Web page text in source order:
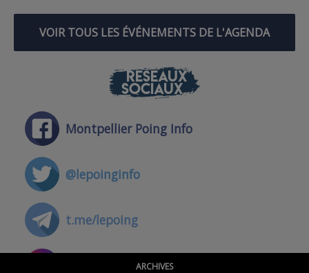
VOIR TOUS LES ÉVÉNEMENTS DE L'AGENDA
RÉSEAUX
SOCIAUX
Montpellier Poing Info
@lepoinginfo
t.me/lepoing
@montpellierpoinginfo
ARCHIVES